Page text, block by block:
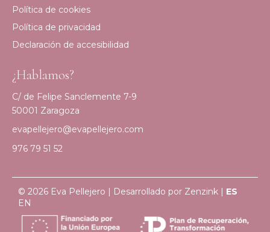
Política de cookies
Política de privacidad
Declaración de accesibilidad
¿Hablamos?
C/ de Felipe Sanclemente 7-9
50001 Zaragoza
evapellejero@evapellejero.com
976 79 51 52
© 2026 Eva Pellejero | Desarrollado por Zenzink | ES
EN